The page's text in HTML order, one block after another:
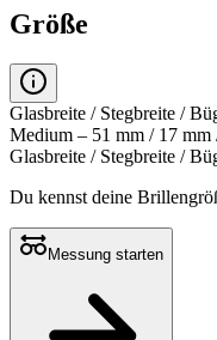
Größe
Glasbreite / Stegbreite /
Medium – 51 mm / 17 mm
Glasbreite / Stegbreite /
Du kennst deine
Messung starten